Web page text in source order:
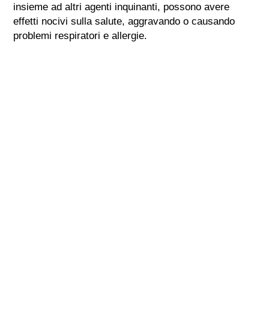
insieme ad altri agenti inquinanti, possono avere
effetti nocivi sulla salute, aggravando o causando
problemi respiratori e allergie.